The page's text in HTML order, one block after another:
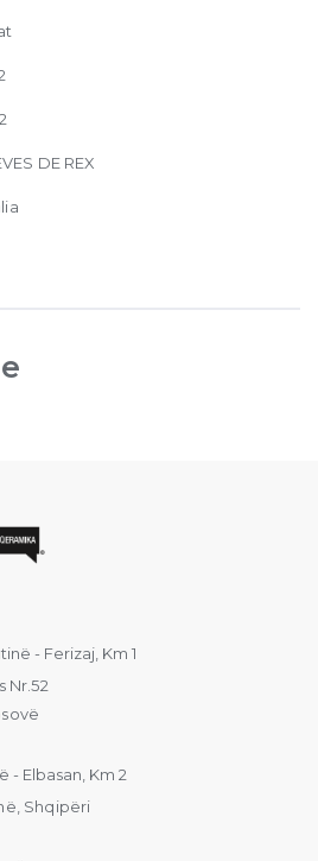
DE REX
- Ferizaj, Km 1
Nr.52
- Elbasan, Km 2
Shqipëri